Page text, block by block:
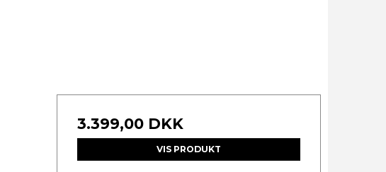
3.399,00 DKK
VIS PRODUKT